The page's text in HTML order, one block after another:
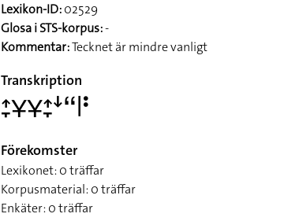
Lexikon-ID:02529
Glosa i STS-korpus:-
Kommentar:Tecknet är mindre vanligt
Transkription
􌤴􌥙􌥃􌥃􌤴􌥙􌦄􌦨􌥼􌥻
Förekomster
Lexikonet: 0 träffar
Korpusmaterial: 0 träffar
Enkäter: 0 träffar